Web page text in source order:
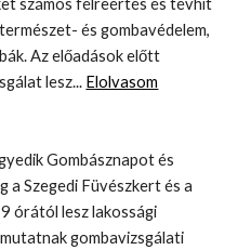
számos félreértés és tévhit
és gombavédelem,
Az elő­adások előtt
lesz... Elolvasom
Gombásznapot és
a Szegedi Füvészkert és a
órától lesz lakossági
gombavizsgálati